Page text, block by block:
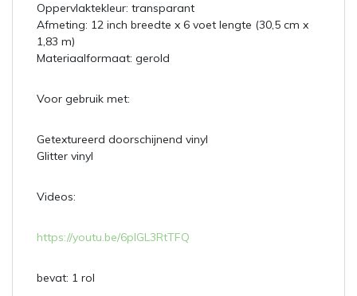
Oppervlaktekleur: transparant
Afmeting: 12 inch breedte x 6 voet lengte (30,5 cm x
1,83 m)
Materiaalformaat: gerold
Voor gebruik met:
Getextureerd doorschijnend vinyl
Glitter vinyl
Videos:
https://youtu.be/6plGL3RtTFQ
bevat: 1 rol